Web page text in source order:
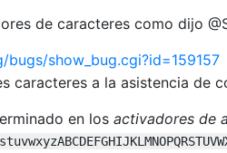
de caracteres como dijo
show_bug.cgi?id=159157
en los activadores de